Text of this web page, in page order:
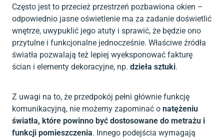
Często jest to przecież przestrzeń pozbawiona okien –
odpowiednio jasne oświetlenie ma za zadanie doświetlić
wnętrze, uwypuklić jego atuty i sprawić, że będzie ono
przytulne i funkcjonalne jednocześnie. Właściwe źródła
światła pozwalają też lepiej wyeksponować fakturę
ścian i elementy dekoracyjne, np. dzieła sztuki.
Z uwagi na to, że przedpokój pełni głównie funkcję
komunikacyjną, nie możemy zapominać o natężeniu
światła, które powinno być dostosowane do metrażu i
funkcji pomieszczenia. Innego podejścia wymagają